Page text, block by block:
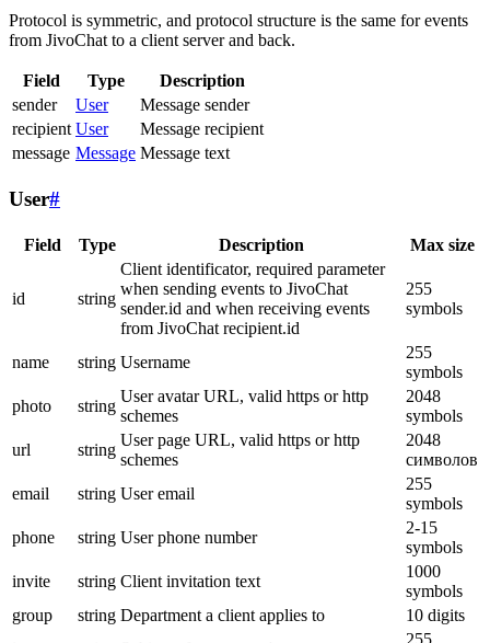
Protocol is symmetric, and protocol structure is the same for events
from JivoChat to a client server and back.
Field Type
Description
sender
User
Message sender
recipient User
Message recipient
message Message Message text
User#
Field Type Description Max size
id string
Client identificator, required parameter
when sending events to JivoChat
sender.id and when receiving events
from JivoChat recipient.id
255
symbols
name string Username
255
symbols
photo
string
User avatar URL, valid https or http
schemes
2048
symbols
url
string
User page URL, valid https or http
schemes
2048
символов
email
string User email
255
symbols
phone
string User phone number
2-15
symbols
invite
string Client invitation text
1000
symbols
group
string Department a client applies to
10 digits
255